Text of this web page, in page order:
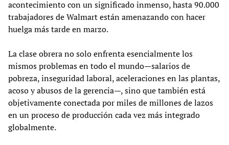
acontecimiento con un significado inmenso, hasta 90.000
trabajadores de Walmart están amenazando con hacer
huelga más tarde en marzo.
La clase obrera no solo enfrenta esencialmente los
mismos problemas en todo el mundo—salarios de
pobreza, inseguridad laboral, aceleraciones en las plantas,
acoso y abusos de la gerencia—, sino que también está
objetivamente conectada por miles de millones de lazos
en un proceso de producción cada vez más integrado
globalmente.